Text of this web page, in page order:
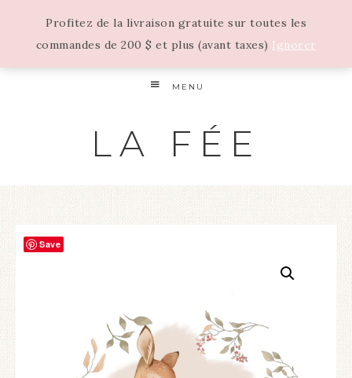
Profitez de la livraison gratuite sur toutes les
commandes de 200 $ et plus (avant taxes) Ignorer
MENU
LA FÉE
Save